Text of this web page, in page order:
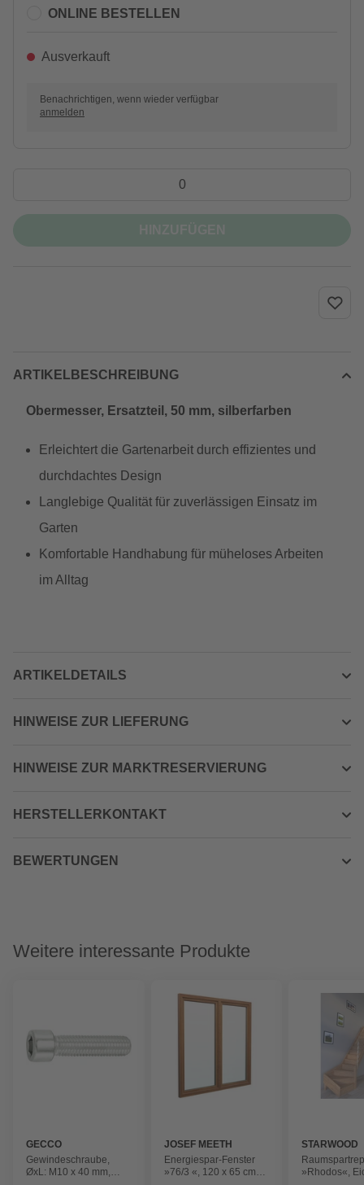
ONLINE BESTELLEN
Ausverkauft
Benachrichtigen, wenn wieder verfügbar
anmelden
ARTIKELBESCHREIBUNG
Obermesser, Ersatzteil, 50 mm, silberfarben
Erleichtert die Gartenarbeit durch effizientes und
durchdachtes Design
Langlebige Qualität für zuverlässigen Einsatz im
Garten
Komfortable Handhabung für müheloses Arbeiten
im Alltag
ARTIKELDETAILS
HINWEISE ZUR LIEFERUNG
HINWEISE ZUR MARKTRESERVIERUNG
HERSTELLERKONTAKT
BEWERTUNGEN
Weitere interessante Produkte
GECCO
Gewindeschraube,
ØxL: M10 x 40 mm,
JOSEF MEETH
FENSTER UND
TÜREN
Energiespar-Fenster
»76/3 «, 120 x 65 cm
STARWOOD
»Rhodos«,